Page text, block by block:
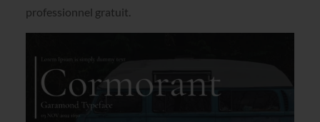
professionnel gratuit.